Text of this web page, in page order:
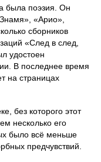
была поэзия. Он
«Арио»,
сборников
«След в след,
удостоен
В последнее время
на страницах
без которого этот
несколько его
было всё меньше
предчувствий.